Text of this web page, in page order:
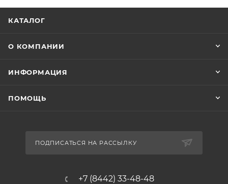
КАТАЛОГ
О КОМПАНИИ
ИНФОРМАЦИЯ
ПОМОЩЬ
ПОДПИСАТЬСЯ НА РАССЫЛКУ
+7 (8442) 33-48-48